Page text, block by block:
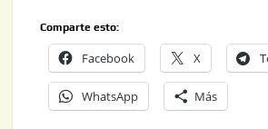
Comparte esto:
Facebook X
WhatsApp Más